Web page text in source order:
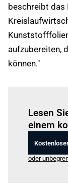
beschreibt das
aufzubereiten,
können."
Lesen
einem
oder